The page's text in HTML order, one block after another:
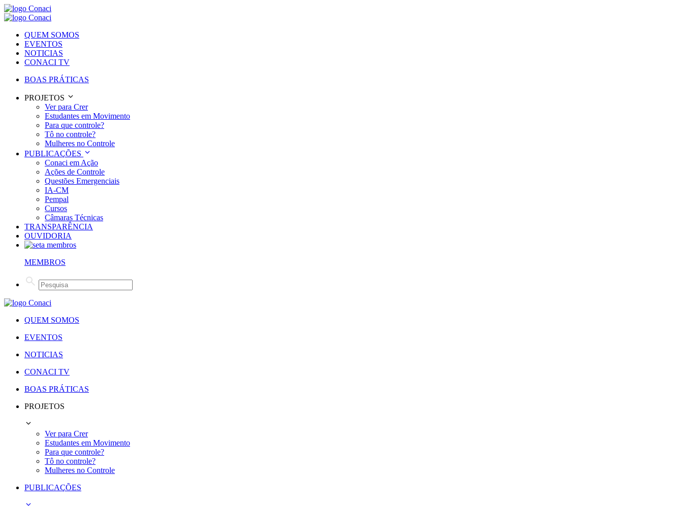
QUEM SOMOS
EVENTOS
NOTICIAS
CONACI TV
BOAS PRÁTICAS
PROJETOS
Ver para Crer
Estudantes em Movimento
Para que controle?
Tô no controle?
Mulheres no Controle
PUBLICAÇÕES
Conaci em Ação
Ações de Controle
Questões Emergenciais
IA-CM
Pempal
Cursos
Câmaras Técnicas
TRANSPARÊNCIA
OUVIDORIA
MEMBROS
QUEM SOMOS
EVENTOS
NOTICIAS
CONACI TV
BOAS PRÁTICAS
PROJETOS
Ver para Crer
Estudantes em Movimento
Para que controle?
Tô no controle?
Mulheres no Controle
PUBLICAÇÕES